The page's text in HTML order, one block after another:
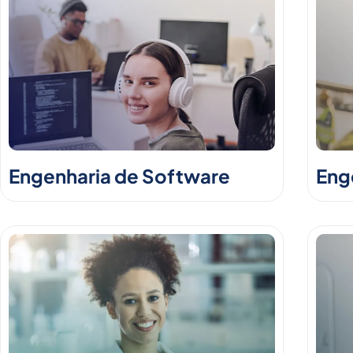
Engenharia de Software